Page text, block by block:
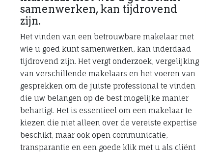
samenwerken, kan tijdrovend
zijn.
Het vinden van een betrouwbare makelaar met
wie u goed kunt samenwerken, kan inderdaad
tijdrovend zijn. Het vergt onderzoek, vergelijking
van verschillende makelaars en het voeren van
gesprekken om de juiste professional te vinden
die uw belangen op de best mogelijke manier
behartigt. Het is essentieel om een makelaar te
kiezen die niet alleen over de vereiste expertise
beschikt, maar ook open communicatie,
transparantie en een goede klik met u als cliënt